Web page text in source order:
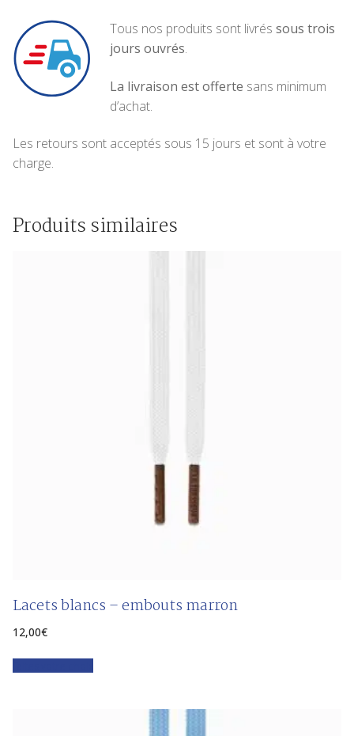
Tous nos produits sont livrés sous trois
jours ouvrés.
La livraison est offerte sans minimum
d’achat.
Les retours sont acceptés sous 15 jours et sont à votre
charge.
Produits similaires
Lacets blancs – embouts marron
12,00€